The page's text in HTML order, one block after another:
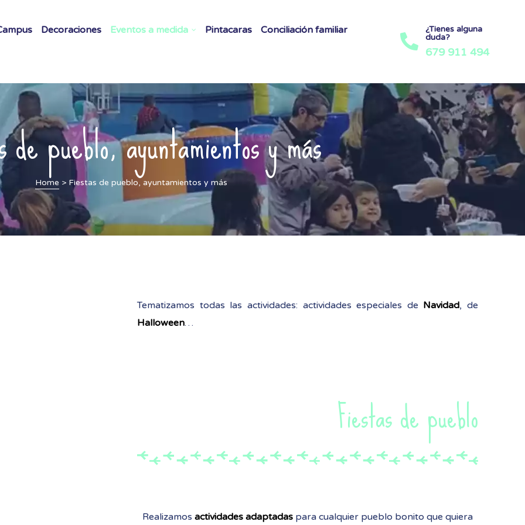
Decoraciones Eventos a medida Pintacaras Conciliación familiar
¿Tienes alguna
duda?
679 911 494
de pueblo, ayuntamientos y más
Home > Fiestas de pueblo, ayuntamientos y más
Tematizamos todas las actividades: actividades especiales de Navidad, de
Halloween…
Fiestas de pueblo
Realizamos actividades adaptadas para cualquier pueblo bonito que quiera